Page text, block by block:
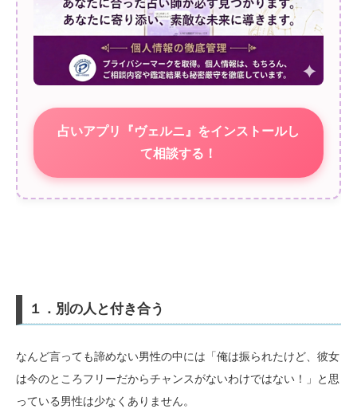
占いアプリ『ヴェルニ』をインストールし
て相談する！
１．別の人と付き合う
なんど言っても諦めない男性の中には「俺は振られたけど、彼女
は今のところフリーだからチャンスがないわけではない！」と思
っている男性は少なくありません。